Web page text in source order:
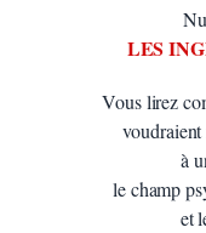
LES
Vous lirez
à
le champ
et